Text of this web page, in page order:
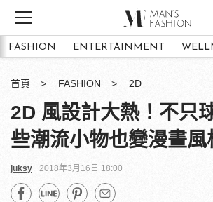
FASHION ENTERTAINMENT
首頁 FASHION 2D
2D 風設計大熱！不
些潮流小物也變漫畫風
juksy 2018年3月16日 18:00